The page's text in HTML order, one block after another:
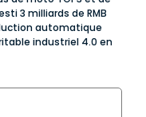
3 milliards de RMB
automatique
industriel 4.0 en